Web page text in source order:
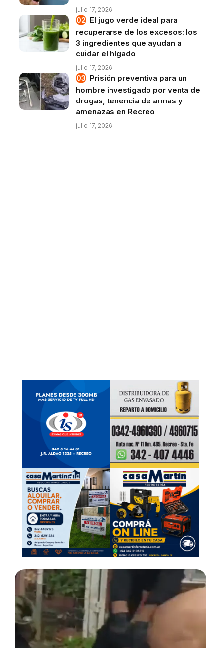
julio 17, 2026
El jugo verde ideal para
recuperarse de los excesos: los
3 ingredientes que ayudan a
cuidar el hígado
julio 17, 2026
Prisión preventiva para un
hombre investigado por venta de
drogas, tenencia de armas y
amenazas en Recreo
julio 17, 2026